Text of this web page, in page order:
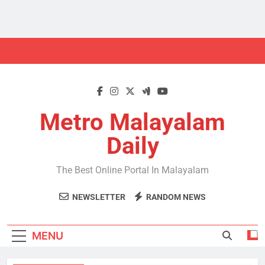
Metro Malayalam
Daily
The Best Online Portal In Malayalam
NEWSLETTER RANDOM NEWS
MENU